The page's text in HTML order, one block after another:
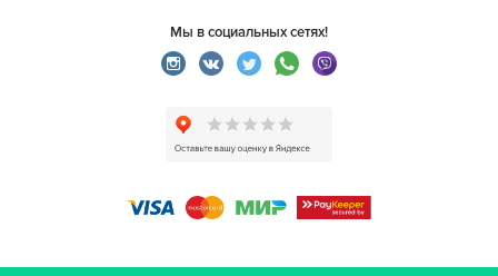
Мы в социальных сетях!